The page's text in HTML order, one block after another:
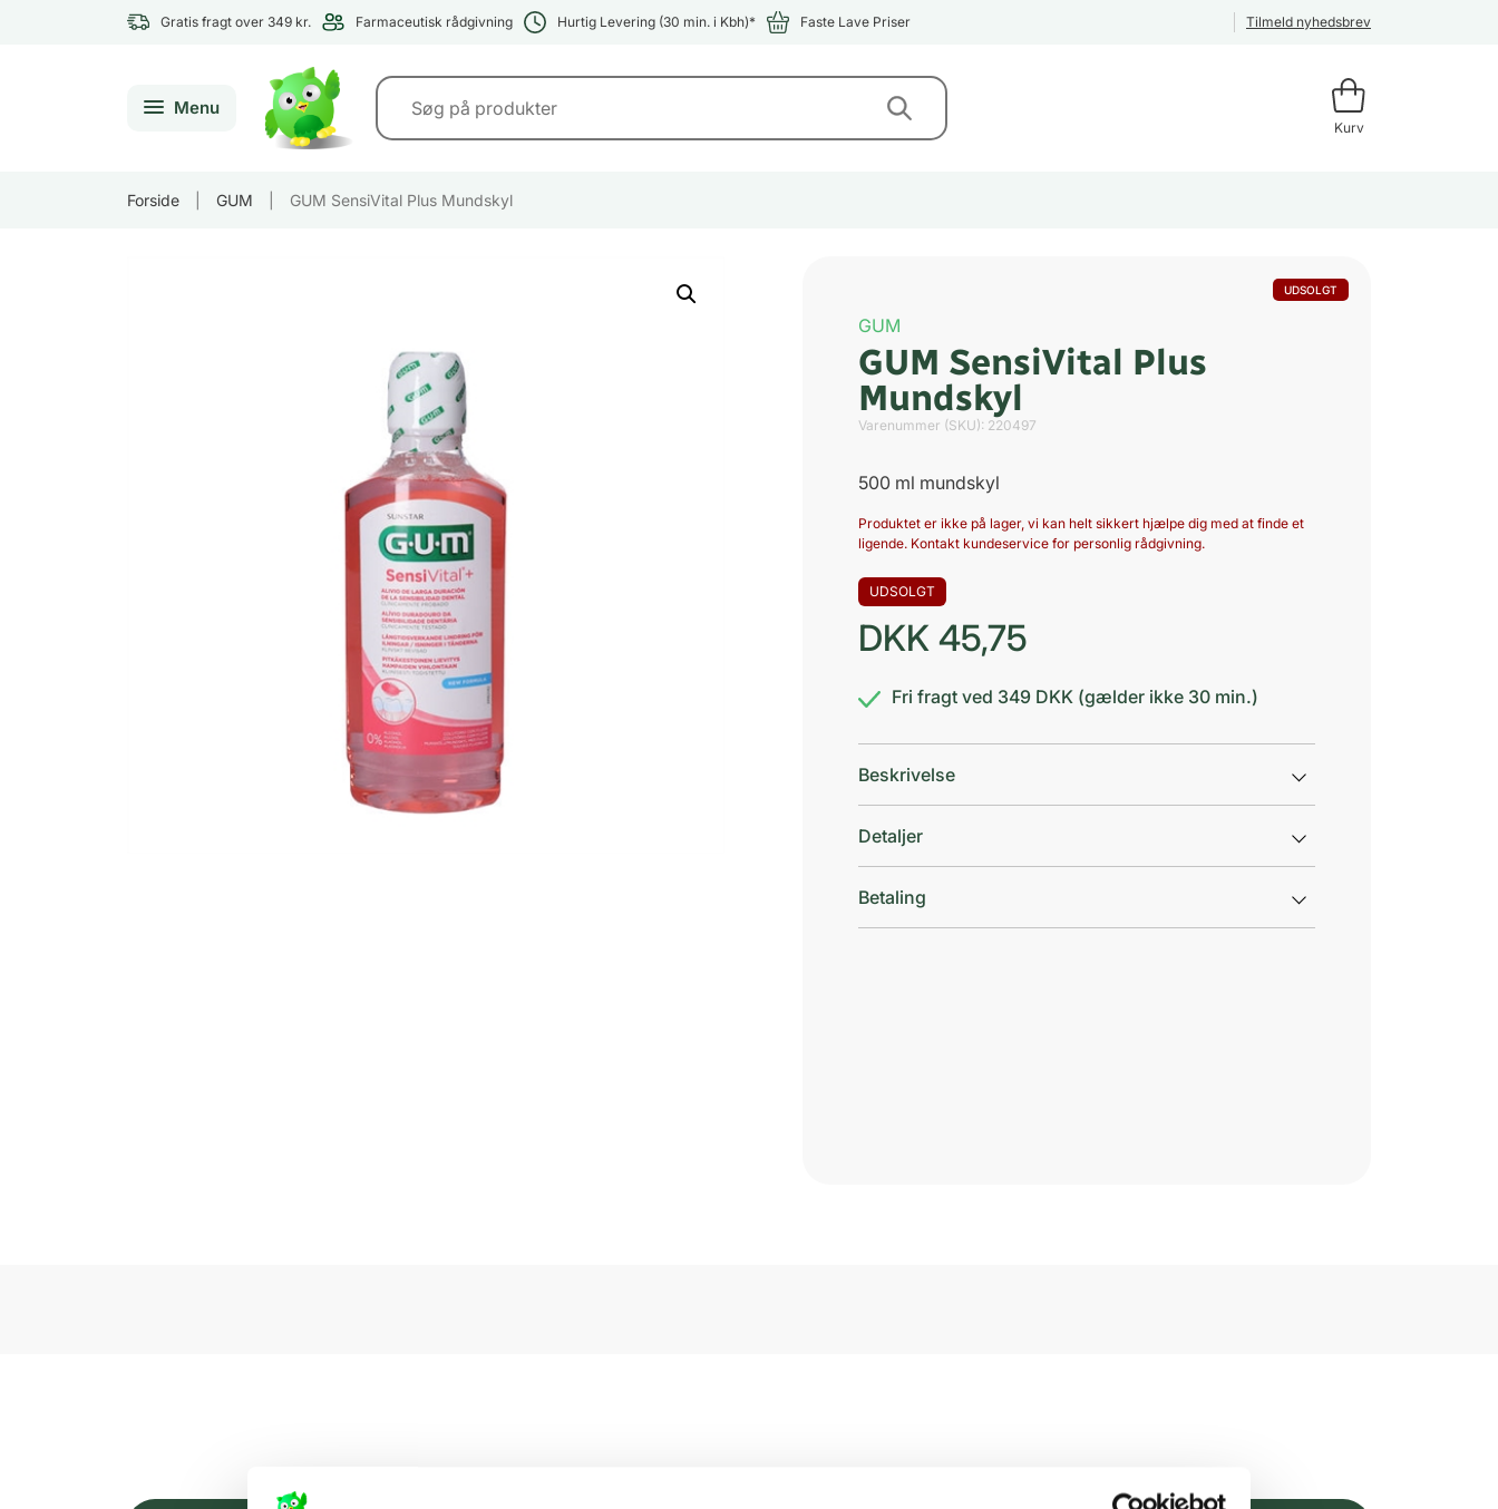
Gratis fragt over 349 kr. Farmaceutisk rådgivning Hurtig Levering (30 min. i Kbh)* Faste Lave Priser Tilmeld nyhedsbrev
Menu
Kurv
Forside GUM GUM SensiVital Plus Mundskyl
UDSOLGT
GUM
GUM SensiVital Plus
Mundskyl
Varenummer (SKU): 220497
500 ml mundskyl
Produktet er ikke på lager, vi kan helt sikkert hjælpe dig med at finde et
ligende. Kontakt kundeservice for personlig rådgivning.
UDSOLGT
DKK 45,75
Fri fragt ved 349 DKK (gælder ikke 30 min.)
Beskrivelse
Detaljer
Betaling